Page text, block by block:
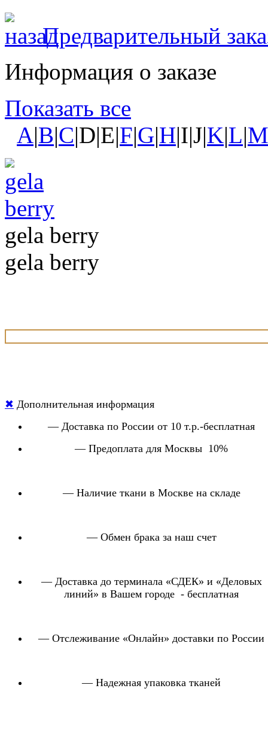
Предварительный
Информация о заказе
Показать все
A|B|C|D|E|F|G|H|I|J|K|L|M
gela berry
gela berry
✖ Дополнительная информация
— Доставка по России от 10 т.р.-бесплатная
— Предоплата для Москвы 10%
— Наличие ткани в Москве на складе
— Обмен брака за наш счет
— Доставка до терминала «СДЕК» и «Деловых
линий» в Вашем городе - бесплатная
— Отслеживание «Онлайн» доставки по России
— Надежная упаковка тканей